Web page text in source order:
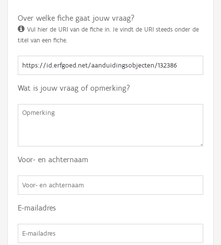
Over welke fiche gaat jouw vraag?
Vul hier de URI van de fiche in. Je vindt de URI steeds onder de
titel van een fiche.
Wat is jouw vraag of opmerking?
Voor- en achternaam
E-mailadres